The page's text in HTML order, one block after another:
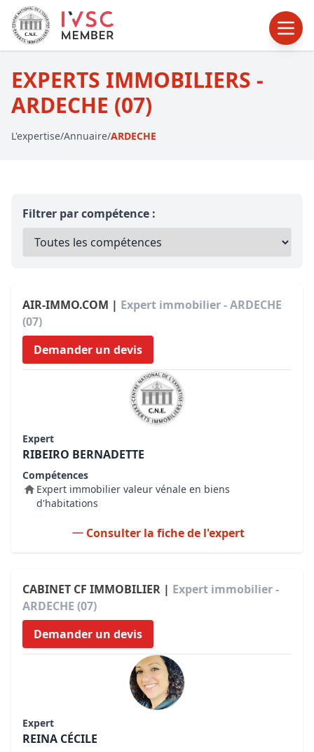
EXPERTS IMMOBILIERS -
ARDECHE (07)
L'expertise/Annuaire/ARDECHE
Filtrer par compétence :
AIR-IMMO.COM | Expert immobilier - ARDECHE
(07)
Demander un devis
Expert
RIBEIRO BERNADETTE
Compétences
Expert immobilier valeur vénale en biens
d'habitations
Consulter la fiche de l'expert
CABINET CF IMMOBILIER | Expert immobilier -
ARDECHE (07)
Demander un devis
Expert
REINA CÉCILE